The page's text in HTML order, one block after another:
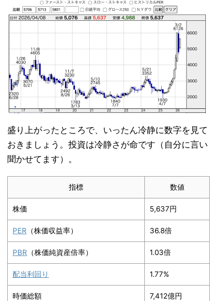
盛り上がったところで、いったん冷静に数字を見て
おきましょう。投資は冷静さが命です（自分に言い
聞かせてます）。
指標 数値
株価 5,637円
PER （株価収益率） 36.8倍
PBR （株価純資産倍率） 1.03倍
配当利回り 1.77%
時価総額 7,412億円